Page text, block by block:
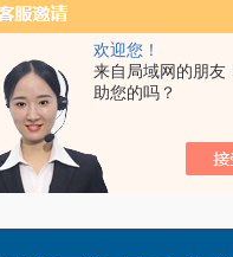
欢迎您！
来自局域网的朋友
助您的吗？
技术文章/ 石油自动酸值测定